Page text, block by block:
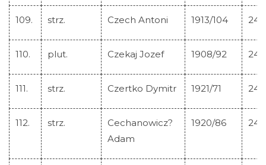
109. strz. Czech Antoni 1913/104
110. plut. Czekaj Jozef 1908/92
111. strz. Czertko Dymitr 1921/71
112. strz.
Cechanowicz?
Adam
1920/86